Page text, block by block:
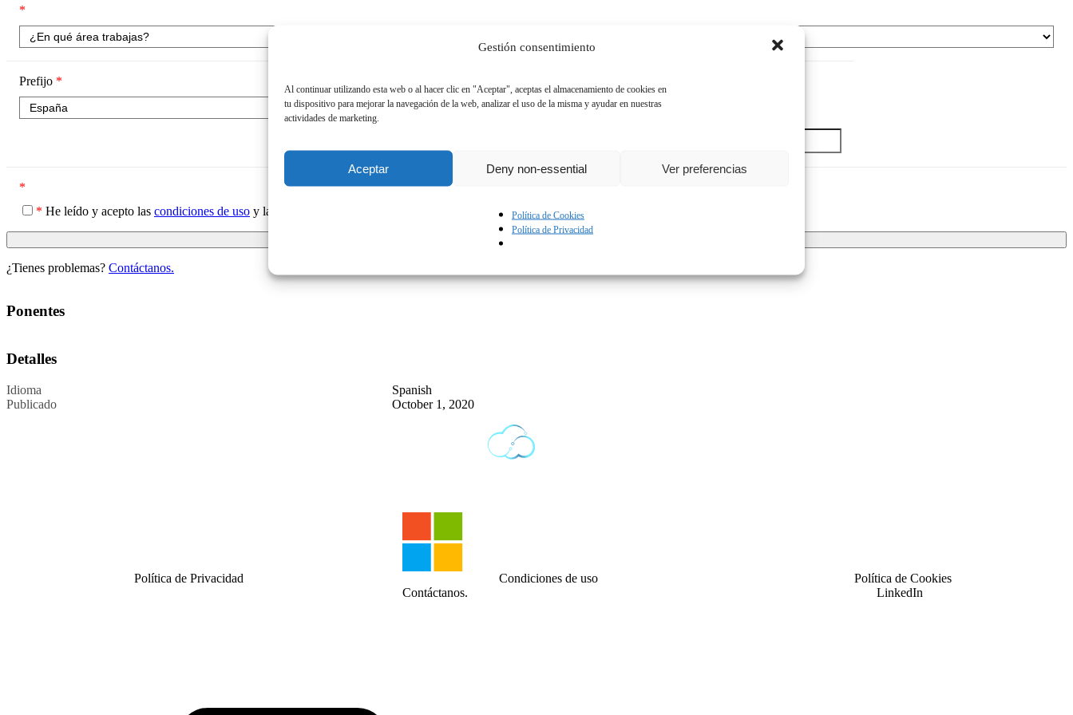
Gestión consentimiento
Al continuar utilizando esta web o al hacer clic en "Aceptar", aceptas el almacenamiento de cookies en
tu dispositivo para mejorar la navegación de la web, analizar el uso de la misma y ayudar en nuestras
actividades de marketing.
Aceptar Deny non-essential Ver preferencias
Política de Cookies
Política de Privacidad
*
Prefijo *
Introduce máximo9dígitos
*
* He leído y acepto las condiciones de uso y la
¿Tienes problemas? Contáctanos.
Ponentes
Detalles
Idioma
Spanish
Publicado
October 1, 2020
Contáctanos. LinkedIn
Política de Privacidad Condiciones de uso Política de Cookies